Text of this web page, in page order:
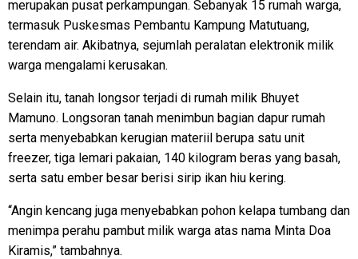
merupakan pusat perkampungan. Sebanyak 15 rumah warga,
termasuk Puskesmas Pembantu Kampung Matutuang,
terendam air. Akibatnya, sejumlah peralatan elektronik milik
warga mengalami kerusakan.
Selain itu, tanah longsor terjadi di rumah milik Bhuyet
Mamuno. Longsoran tanah menimbun bagian dapur rumah
serta menyebabkan kerugian materiil berupa satu unit
freezer, tiga lemari pakaian, 140 kilogram beras yang basah,
serta satu ember besar berisi sirip ikan hiu kering.
“Angin kencang juga menyebabkan pohon kelapa tumbang dan
menimpa perahu pambut milik warga atas nama Minta Doa
Kiramis,” tambahnya.